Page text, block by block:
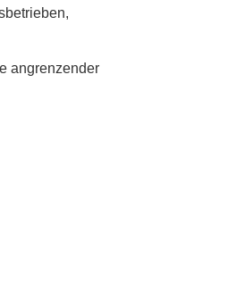
angrenzender